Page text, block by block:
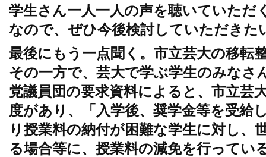
学生さん一人一人の声を聴いていただ
なので、ぜひ今後検討していただきた
最後にもう一点聞く。市立芸大の移転
その一方で、芸大で学ぶ学生のみなさ
党議員団の要求資料によると、市立芸
度があり、「入学後、奨学金等を受給
り授業料の納付が困難な学生に対し、
る場合等に、授業料の減免を行ってい